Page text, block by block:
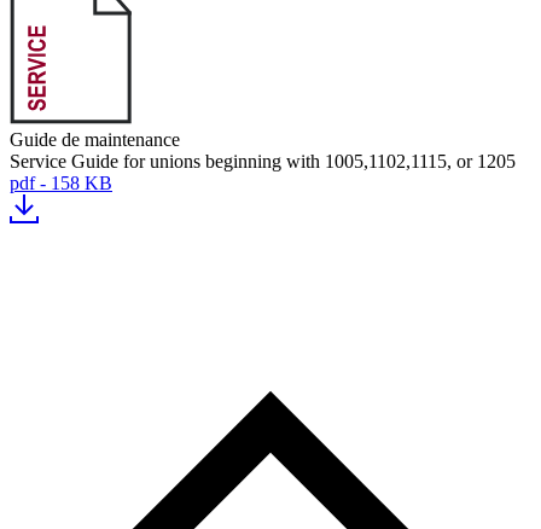
Guide de maintenance
Service Guide for unions beginning with 1005,1102,1115, or 1205
pdf - 158 KB